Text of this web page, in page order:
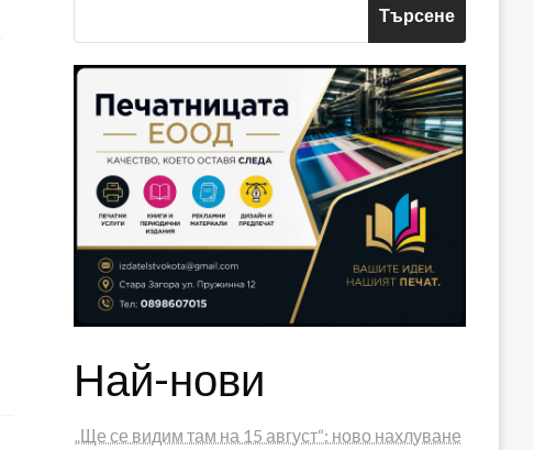
Търсене
Най-нови
„Ще се видим там на 15 август“: ново нахлуване